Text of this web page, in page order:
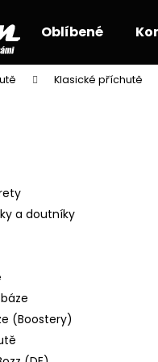
Oblíbené
Klasické příchutě
a doutníky
(Boostery)